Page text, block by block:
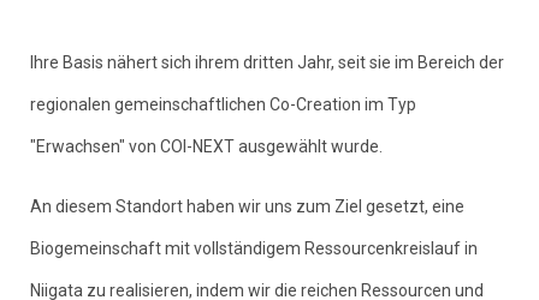
Ihre Basis nähert sich ihrem dritten Jahr, seit sie im Bereich der
regionalen gemeinschaftlichen Co-Creation im Typ
"Erwachsen" von COI-NEXT ausgewählt wurde.
An diesem Standort haben wir uns zum Ziel gesetzt, eine
Biogemeinschaft mit vollständigem Ressourcenkreislauf in
Niigata zu realisieren, indem wir die reichen Ressourcen und